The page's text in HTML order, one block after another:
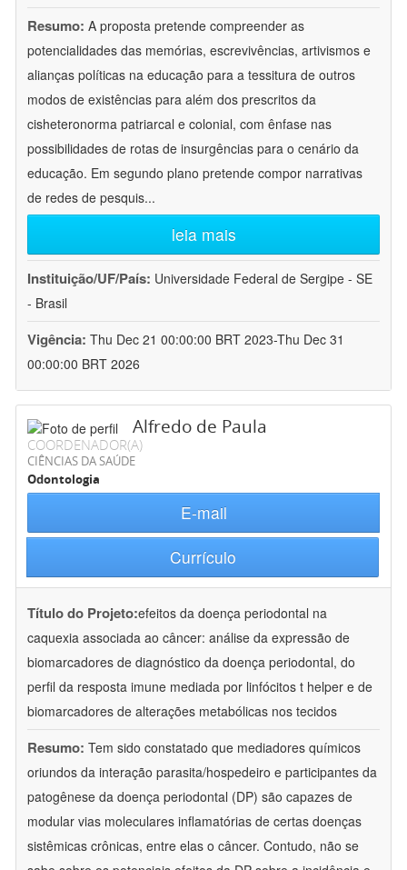
Resumo: A proposta pretende compreender as
potencialidades das memórias, escrevivências, artivismos e
alianças políticas na educação para a tessitura de outros
modos de existências para além dos prescritos da
cisheteronorma patriarcal e colonial, com ênfase nas
possibilidades de rotas de insurgências para o cenário da
educação. Em segundo plano pretende compor narrativas
de redes de pesquis...
leia mais
Instituição/UF/País: Universidade Federal de Sergipe - SE
- Brasil
Vigência: Thu Dec 21 00:00:00 BRT 2023-Thu Dec 31
00:00:00 BRT 2026
Alfredo de Paula
COORDENADOR(A)
CIÊNCIAS DA SAÚDE
Odontologia
E-mail
Currículo
Título do Projeto:efeitos da doença periodontal na
caquexia associada ao câncer: análise da expressão de
biomarcadores de diagnóstico da doença periodontal, do
perfil da resposta imune mediada por linfócitos t helper e de
biomarcadores de alterações metabólicas nos tecidos
Resumo: Tem sido constatado que mediadores químicos
oriundos da interação parasita/hospedeiro e participantes da
patogênese da doença periodontal (DP) são capazes de
modular vias moleculares inflamatórias de certas doenças
sistêmicas crônicas, entre elas o câncer. Contudo, não se